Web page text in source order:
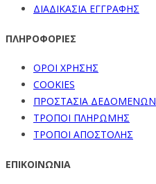
ΔΙΑΔΙΚΑΣΙΑ ΕΓΓΡΑΦΗΣ
ΠΛΗΡΟΦΟΡΙΕΣ
ΟΡΟΙ ΧΡΗΣΗΣ
COOKIES
ΠΡΟΣΤΑΣΙΑ ΔΕΔΟΜΕΝΩΝ
ΤΡΟΠΟΙ ΠΛΗΡΩΜΗΣ
ΤΡΟΠΟΙ ΑΠΟΣΤΟΛΗΣ
ΕΠΙΚΟΙΝΩΝΙΑ